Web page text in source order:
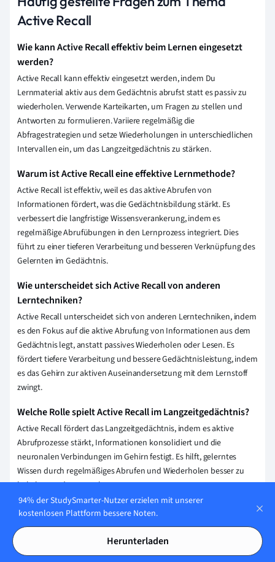
Active Recall
Wie kann Active Recall effektiv beim Lernen eingesetzt
werden?
Active Recall kann effektiv eingesetzt werden, indem Du
Lernmaterial aktiv aus dem Gedächtnis abrufst statt es passiv zu
wiederholen. Verwende Karteikarten, um Fragen zu stellen und
Antworten zu formulieren. Variiere regelmäßig die
Abfragestrategien und setze Wiederholungen in unterschiedlichen
Intervallen ein, um das Langzeitgedächtnis zu stärken.
Warum ist Active Recall eine effektive Lernmethode?
Active Recall ist effektiv, weil es das aktive Abrufen von
Informationen fördert, was die Gedächtnisbildung stärkt. Es
verbessert die langfristige Wissensverankerung, indem es
regelmäßige Abrufübungen in den Lernprozess integriert. Dies
führt zu einer tieferen Verarbeitung und besseren Verknüpfung des
Gelernten im Gedächtnis.
Wie unterscheidet sich Active Recall von anderen
Lerntechniken?
Active Recall unterscheidet sich von anderen Lerntechniken, indem
es den Fokus auf die aktive Abrufung von Informationen aus dem
Gedächtnis legt, anstatt passives Wiederholen oder Lesen. Es
fördert tiefere Verarbeitung und bessere Gedächtnisleistung, indem
es das Gehirn zur aktiven Auseinandersetzung mit dem Lernstoff
zwingt.
Welche Rolle spielt Active Recall im Langzeitgedächtnis?
Active Recall fördert das Langzeitgedächtnis, indem es aktive
Abrufprozesse stärkt, Informationen konsolidiert und die
neuronalen Verbindungen im Gehirn festigt. Es hilft, gelerntes
Wissen durch regelmäßiges Abrufen und Wiederholen besser zu
behalten und zu verankern.
Wie kann man Active Recall in den Alltag integrieren?
Du kannst Active Recall in deinen Alltag integrieren, indem du
regelmäßig Wissensfragen zu gelernten Themen formulierst und
beantwortest. Nutze Karteikarten oder Apps zur Unterstützung
94% der StudySmarter-Nutzer erzielen mit unserer
kostenlosen Plattform bessere Noten.
Herunterladen